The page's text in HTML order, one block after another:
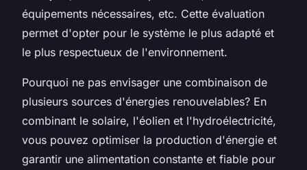
équipements nécessaires, etc. Cette évaluation
permet d'opter pour le système le plus adapté et
le plus respectueux de l'environnement.
Pourquoi ne pas envisager une combinaison de
plusieurs sources d'énergies renouvelables? En
combinant le solaire, l'éolien et l'hydroélectricité,
vous pouvez optimiser la production d'énergie et
garantir une alimentation constante et fiable pour